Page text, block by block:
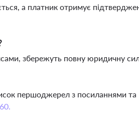
а платник отримує
збережуть повну юридичну
першоджерел з посиланнями та